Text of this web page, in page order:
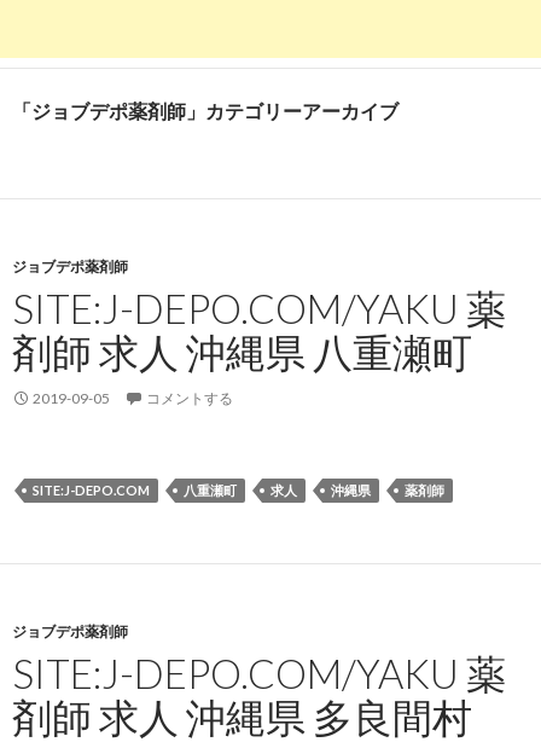
「ジョブデポ薬剤師」カテゴリーアーカイブ
ジョブデポ薬剤師
SITE:J-DEPO.COM/YAKU 薬
剤師 求人 沖縄県 八重瀬町
2019-09-05 コメントする
SITE:J-DEPO.COM 八重瀬町 求人 沖縄県 薬剤師
ジョブデポ薬剤師
SITE:J-DEPO.COM/YAKU 薬
剤師 求人 沖縄県 多良間村